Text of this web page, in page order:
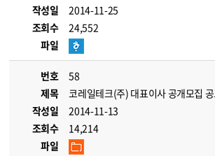
작성일
2014-11-25
조회수
24,552
파일
번호
58
제목
코레일테크(주) 대표이사 공개모집
작성일
2014-11-13
조회수
14,214
파일